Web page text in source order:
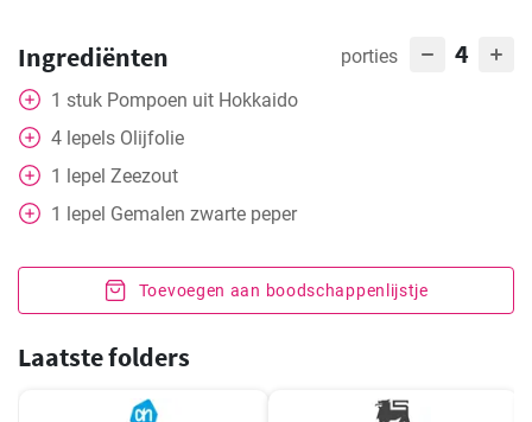
Ingrediënten porties 4
1 stuk Pompoen uit Hokkaido
4 lepels Olijfolie
1 lepel Zeezout
1 lepel Gemalen zwarte peper
Toevoegen aan boodschappenlijstje
Laatste folders